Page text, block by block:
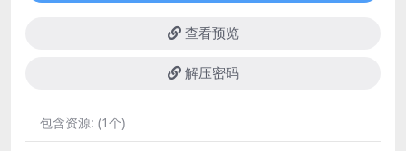
查看预览
解压密码
包含资源: (1个)